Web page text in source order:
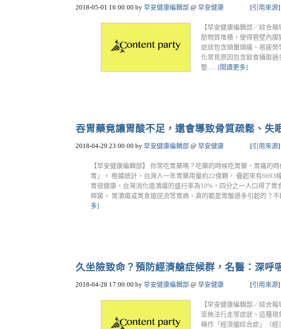
2018-05-01 16:00:00 by 早安健康編輯部 @ 早安健康 [引用來源]
【早安健康編輯部／綜合
肪物質堆積，使得管壁內
症狀包含頭暈頭痛、易疲
化常見原因包含飲食攝取
整...... [閱讀更多]
吞胃藥竟讓胃酸不足，還會導致骨質疏鬆、失
2018-04-29 23:00:00 by 早安健康編輯部 @ 早安健康 [引用來源]
【早安健康編輯部】 你常吃胃藥嗎？吃藥的時候吃胃藥，胃痛的
胃」。 根據統計，台灣人一年胃藥用量約22億顆， 疊起來有6693
胃很健康，台灣消化道潰瘍的盛行率為10%，四分之一人口得了
桿菌。 胃潰瘍或胃食道逆流等胃病，真的都是胃酸過多引起的？
多]
久坐險致命？預防經濟艙症候群，名醫：深呼
2018-04-28 17:00:00 by 早安健康編輯部 @ 早安健康 [引用來源]
【早安健康編輯部／綜合
至無法行走等症狀。這種
稱作「經濟艙綜合症」（